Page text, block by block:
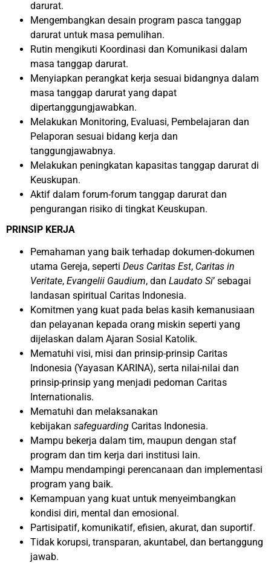
darurat.
Mengembangkan desain program pasca tanggap
darurat untuk masa pemulihan.
Rutin mengikuti Koordinasi dan Komunikasi dalam
masa tanggap darurat.
Menyiapkan perangkat kerja sesuai bidangnya dalam
masa tanggap darurat yang dapat
dipertanggungjawabkan.
Melakukan Monitoring, Evaluasi, Pembelajaran dan
Pelaporan sesuai bidang kerja dan
tanggungjawabnya.
Melakukan peningkatan kapasitas tanggap darurat di
Keuskupan.
Aktif dalam forum-forum tanggap darurat dan
pengurangan risiko di tingkat Keuskupan.
PRINSIP KERJA
Pemahaman yang baik terhadap dokumen-dokumen
utama Gereja, seperti Deus Caritas Est, Caritas in
Veritate, Evangelii Gaudium, dan Laudato Si’ sebagai
landasan spiritual Caritas Indonesia.
Komitmen yang kuat pada belas kasih kemanusiaan
dan pelayanan kepada orang miskin seperti yang
dijelaskan dalam Ajaran Sosial Katolik.
Mematuhi visi, misi dan prinsip-prinsip Caritas
Indonesia (Yayasan KARINA), serta nilai-nilai dan
prinsip-prinsip yang menjadi pedoman Caritas
Internationalis.
Mematuhi dan melaksanakan
kebijakan safeguarding Caritas Indonesia.
Mampu bekerja dalam tim, maupun dengan staf
program dan tim kerja dari institusi lain.
Mampu mendampingi perencanaan dan implementasi
program yang baik.
Kemampuan yang kuat untuk menyeimbangkan
kondisi diri, mental dan emosional.
Partisipatif, komunikatif, efisien, akurat, dan suportif.
Tidak korupsi, transparan, akuntabel, dan bertanggung
jawab.